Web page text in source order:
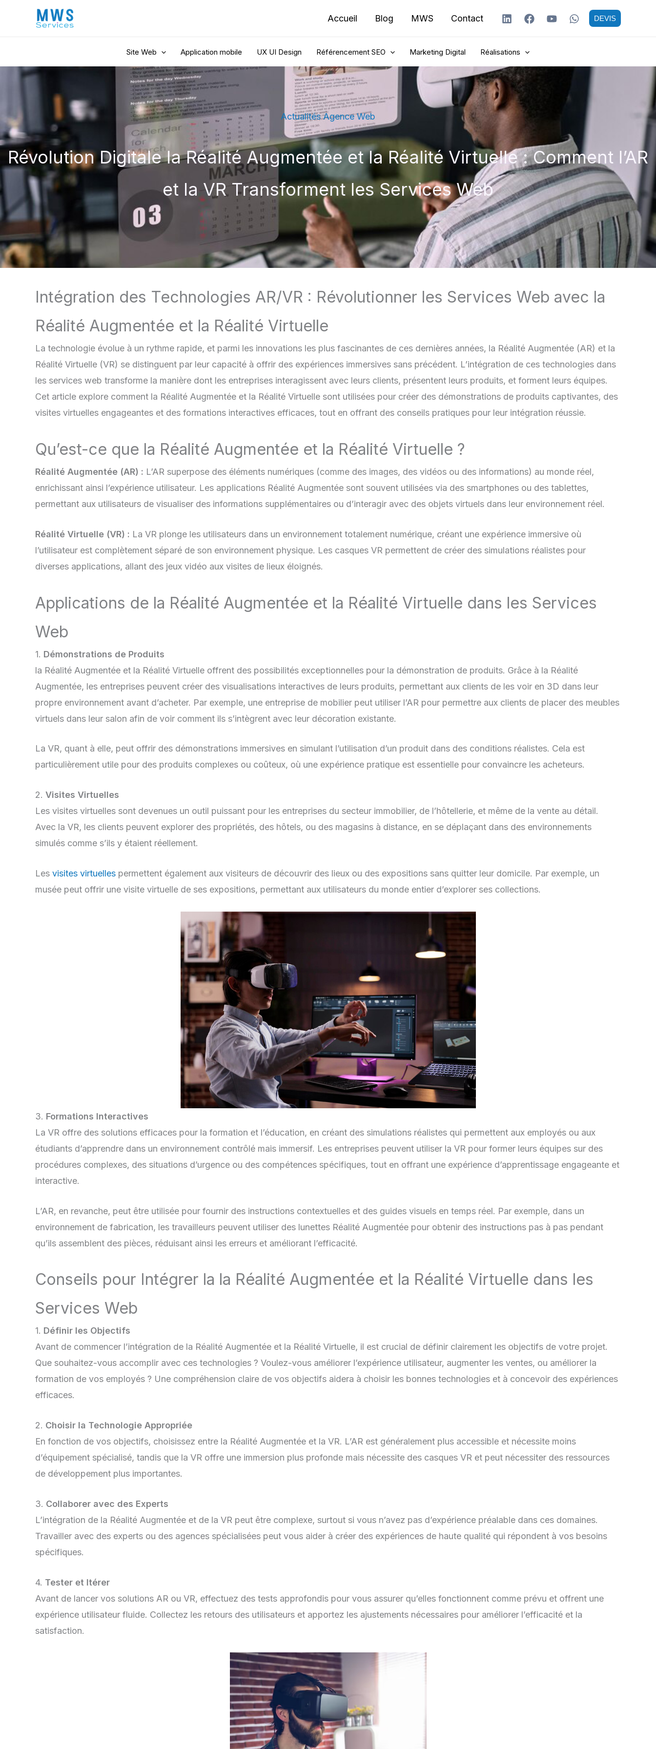
Accueil Blog MWS Contact DEVIS
Site Web Application mobile UX UI Design Référencement SEO Marketing Digital Réalisations
Actualités Agence Web
Révolution Digitale la Réalité Augmentée et la Réalité Virtuelle : Comment l’AR
et la VR Transforment les Services Web
Intégration des Technologies AR/VR : Révolutionner les Services Web avec la
Réalité Augmentée et la Réalité Virtuelle
La technologie évolue à un rythme rapide, et parmi les innovations les plus fascinantes de ces dernières années, la Réalité Augmentée (AR) et la
Réalité Virtuelle (VR) se distinguent par leur capacité à offrir des expériences immersives sans précédent. L’intégration de ces technologies dans
les services web transforme la manière dont les entreprises interagissent avec leurs clients, présentent leurs produits, et forment leurs équipes.
Cet article explore comment la Réalité Augmentée et la Réalité Virtuelle sont utilisées pour créer des démonstrations de produits captivantes, des
visites virtuelles engageantes et des formations interactives efficaces, tout en offrant des conseils pratiques pour leur intégration réussie.
Qu’est-ce que la Réalité Augmentée et la Réalité Virtuelle ?
Réalité Augmentée (AR) : L’AR superpose des éléments numériques (comme des images, des vidéos ou des informations) au monde réel,
enrichissant ainsi l’expérience utilisateur. Les applications Réalité Augmentée sont souvent utilisées via des smartphones ou des tablettes,
permettant aux utilisateurs de visualiser des informations supplémentaires ou d’interagir avec des objets virtuels dans leur environnement réel.
Réalité Virtuelle (VR) : La VR plonge les utilisateurs dans un environnement totalement numérique, créant une expérience immersive où
l’utilisateur est complètement séparé de son environnement physique. Les casques VR permettent de créer des simulations réalistes pour
diverses applications, allant des jeux vidéo aux visites de lieux éloignés.
Applications de la Réalité Augmentée et la Réalité Virtuelle dans les Services
Web
1. Démonstrations de Produits
la Réalité Augmentée et la Réalité Virtuelle offrent des possibilités exceptionnelles pour la démonstration de produits. Grâce à la Réalité
Augmentée, les entreprises peuvent créer des visualisations interactives de leurs produits, permettant aux clients de les voir en 3D dans leur
propre environnement avant d’acheter. Par exemple, une entreprise de mobilier peut utiliser l’AR pour permettre aux clients de placer des meubles
virtuels dans leur salon afin de voir comment ils s’intègrent avec leur décoration existante.
La VR, quant à elle, peut offrir des démonstrations immersives en simulant l’utilisation d’un produit dans des conditions réalistes. Cela est
particulièrement utile pour des produits complexes ou coûteux, où une expérience pratique est essentielle pour convaincre les acheteurs.
2. Visites Virtuelles
Les visites virtuelles sont devenues un outil puissant pour les entreprises du secteur immobilier, de l’hôtellerie, et même de la vente au détail.
Avec la VR, les clients peuvent explorer des propriétés, des hôtels, ou des magasins à distance, en se déplaçant dans des environnements
simulés comme s’ils y étaient réellement.
Les visites virtuelles permettent également aux visiteurs de découvrir des lieux ou des expositions sans quitter leur domicile. Par exemple, un
musée peut offrir une visite virtuelle de ses expositions, permettant aux utilisateurs du monde entier d’explorer ses collections.
3. Formations Interactives
La VR offre des solutions efficaces pour la formation et l’éducation, en créant des simulations réalistes qui permettent aux employés ou aux
étudiants d’apprendre dans un environnement contrôlé mais immersif. Les entreprises peuvent utiliser la VR pour former leurs équipes sur des
procédures complexes, des situations d’urgence ou des compétences spécifiques, tout en offrant une expérience d’apprentissage engageante et
interactive.
L’AR, en revanche, peut être utilisée pour fournir des instructions contextuelles et des guides visuels en temps réel. Par exemple, dans un
environnement de fabrication, les travailleurs peuvent utiliser des lunettes Réalité Augmentée pour obtenir des instructions pas à pas pendant
qu’ils assemblent des pièces, réduisant ainsi les erreurs et améliorant l’efficacité.
Conseils pour Intégrer la la Réalité Augmentée et la Réalité Virtuelle dans les
Services Web
1. Définir les Objectifs
Avant de commencer l’intégration de la Réalité Augmentée et la Réalité Virtuelle, il est crucial de définir clairement les objectifs de votre projet.
Que souhaitez-vous accomplir avec ces technologies ? Voulez-vous améliorer l’expérience utilisateur, augmenter les ventes, ou améliorer la
formation de vos employés ? Une compréhension claire de vos objectifs aidera à choisir les bonnes technologies et à concevoir des expériences
efficaces.
2. Choisir la Technologie Appropriée
En fonction de vos objectifs, choisissez entre la Réalité Augmentée et la VR. L’AR est généralement plus accessible et nécessite moins
d’équipement spécialisé, tandis que la VR offre une immersion plus profonde mais nécessite des casques VR et peut nécessiter des ressources
de développement plus importantes.
3. Collaborer avec des Experts
L’intégration de la Réalité Augmentée et de la VR peut être complexe, surtout si vous n’avez pas d’expérience préalable dans ces domaines.
Travailler avec des experts ou des agences spécialisées peut vous aider à créer des expériences de haute qualité qui répondent à vos besoins
spécifiques.
4. Tester et Itérer
Avant de lancer vos solutions AR ou VR, effectuez des tests approfondis pour vous assurer qu’elles fonctionnent comme prévu et offrent une
expérience utilisateur fluide. Collectez les retours des utilisateurs et apportez les ajustements nécessaires pour améliorer l’efficacité et la
satisfaction.